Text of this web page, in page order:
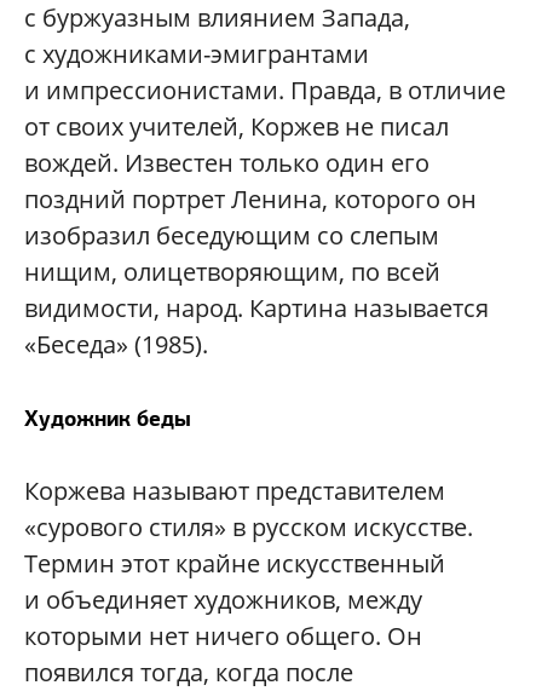
с буржуазным влиянием Запада,
с художниками-эмигрантами
и импрессионистами. Правда, в отличие
от своих учителей, Коржев не писал
вождей. Известен только один его
поздний портрет Ленина, которого он
изобразил беседующим со слепым
нищим, олицетворяющим, по всей
видимости, народ. Картина называется
«Беседа» (1985).
Художник беды
Коржева называют представителем
«сурового стиля» в русском искусстве.
Термин этот крайне искусственный
и объединяет художников, между
которыми нет ничего общего. Он
появился тогда, когда после